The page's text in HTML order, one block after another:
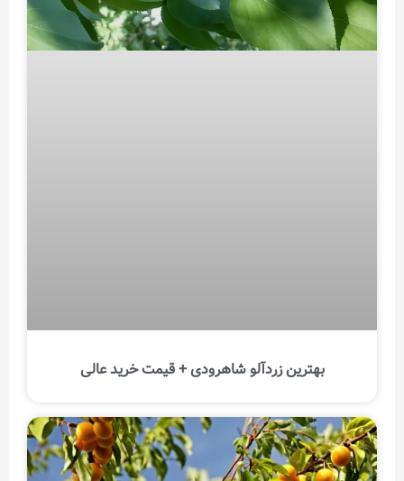
بهترین زردآلو شاهرودی + قیمت خرید عالی